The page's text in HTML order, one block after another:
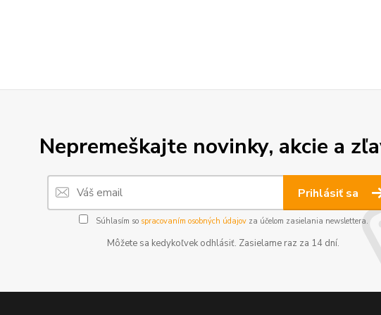
Nepremeškajte novinky, akcie a
Prihlásiť sa
Súhlasím so spracovaním osobných údajovza účelom zasielania newslettera.
Môžete sa kedykoľvek odhlásiť. Zasielame raz za 14 dní.